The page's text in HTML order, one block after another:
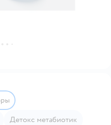
Детокс метабиотик